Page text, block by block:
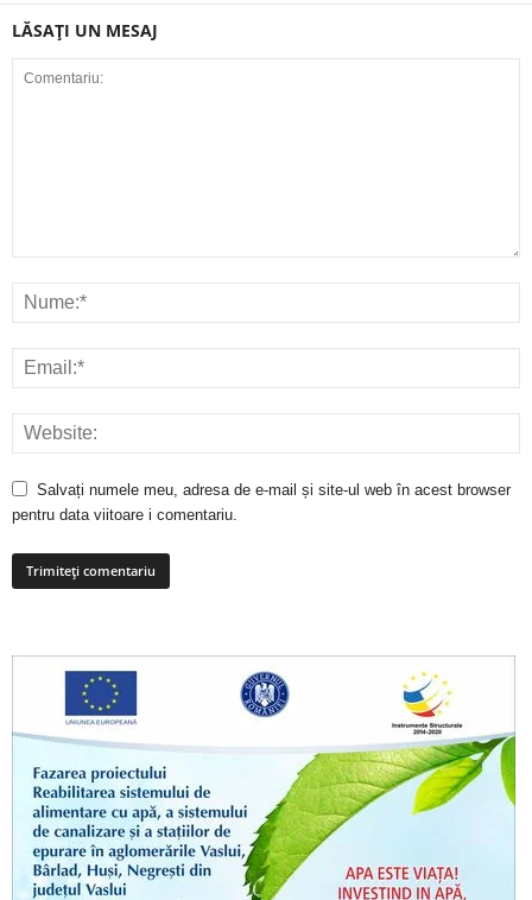
LĂSAȚI UN MESAJ
Salvați numele meu, adresa de e-mail și site-ul web în acest browser
pentru data viitoare i comentariu.